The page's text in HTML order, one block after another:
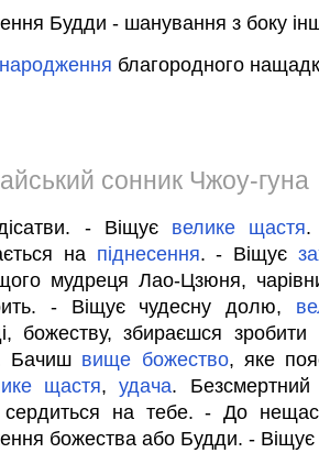
Будди - шанування з боку
народження благородного
сонник Чжоу-гуна
- Віщує велике щастя.
на піднесення. - Віщує
мудреця Лао-Цзюня,
- Віщує чудесну долю,
божеству, збираєшся зробити
Бачиш вище божество, яке
щастя,удача. Безсмертний
на тебе. - До
божества або Будди. -